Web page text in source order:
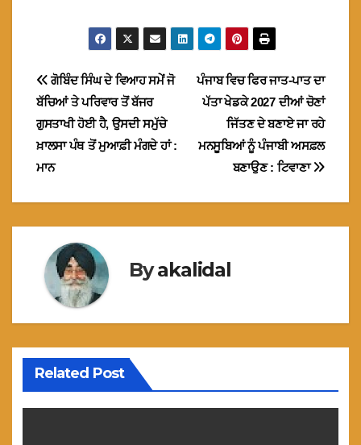
Post
navigation
ਪੰਜਾਬ ਵਿਚ ਫਿਰ ਜਾਤ-ਪਾਤ ਦਾ
ਪੱਤਾ ਖੇਡਕੇ 2027 ਦੀਆਂ ਚੋਣਾਂ
ਜਿੱਤਣ ਦੇ ਬਣਾਏ ਜਾ ਰਹੇ
ਮਨਸੂਬਿਆਂ ਨੂੰ ਪੰਜਾਬੀ ਅਸਫ਼ਲ
ਬਣਾਉਣ : ਟਿਵਾਣਾ
ਗੋਬਿੰਦ ਸਿੰਘ ਦੇ ਵਿਆਹ ਸਮੇਂ ਜੋ
ਬੱਚਿਆਂ ਤੇ ਪਰਿਵਾਰ ਤੋਂ ਬੱਜਰ
ਗੁਸਤਾਖੀ ਹੋਈ ਹੈ, ਉਸਦੀ ਸਮੁੱਚੇ
ਖ਼ਾਲਸਾ ਪੰਥ ਤੋਂ ਮੁਆਫ਼ੀ ਮੰਗਦੇ ਹਾਂ :
ਮਾਨ
Byakalidal
Related Post